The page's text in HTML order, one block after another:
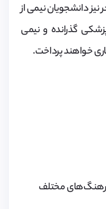
دانشجویان نیمی از
گذرانده و نیمی
خواهند پرداخت.
فرهنگ‌های مختلف